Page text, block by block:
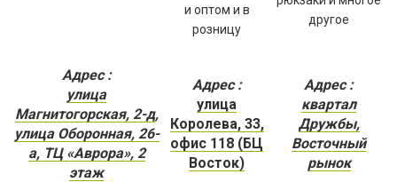
и оптом и в
розницу
другое
Адрес :
улица
Магнитогорская, 2-д,
улица Оборонная, 26-
а, ТЦ «Аврора», 2
этаж
Адрес :
улица
Королева, 33,
офис 118 (БЦ
Восток)
Адрес :
квартал
Дружбы,
Восточный
рынок